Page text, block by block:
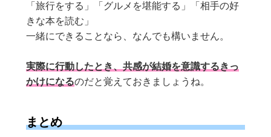
「旅行をする」「グルメを堪能する」「相手の好
きな本を読む」
一緒にできることなら、なんでも構いません。
実際に行動したとき、共感が結婚を意識するきっ
かけになるのだと覚えておきましょうね。
まとめ